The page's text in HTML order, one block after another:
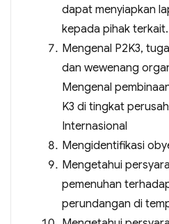
dapat menyiapkan
kepada pihak terkait.
Mengenal P2K3,
dan wewenang
Mengenal
K3 di tingkat
Internasional
Mengidentifikasi
Mengetahui
pemenuhan
perundangan di